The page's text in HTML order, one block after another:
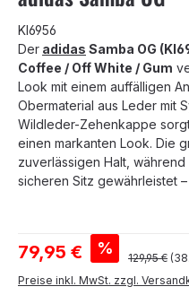
KI6956
Der adidas Samba OG
Coffee / Off White / Gum
Look mit einem auffälligen
Obermaterial aus Leder mit
Wildleder-Zehenkappe
einen markanten Look. Die
zuverlässigen Halt,
sicheren Sitz gewährleistet
Verkaufspreis:
79,95 € % Regulärer
129,95 €
Preise inkl. MwSt. zzgl.